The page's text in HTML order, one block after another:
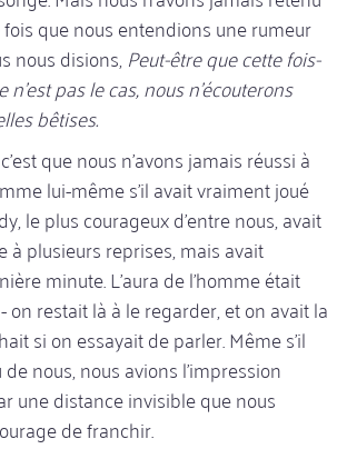
que nous entendions une rumeur
nous disions,Peut-être que cette fois-
n'est pas le cas, nous n'écouterons
bêtises.
que nous n'avons jamais réussi à
lui-même s'il avait vraiment joué
le plus courageux d'entre nous, avait
à plusieurs reprises, mais avait
minute. L'aura de l'homme était
restait là à le regarder, et on avait la
si on essayait de parler. Même s'il
nous, nous avions l'impression
une distance invisible que nous
de franchir.